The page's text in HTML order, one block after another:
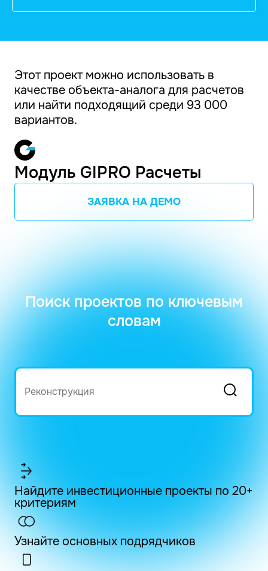
Этот проект можно использовать в
качестве объекта-аналога для расчетов
или найти подходящий среди 93 000
вариантов.
Модуль GIPRO Расчеты
ЗАЯВКА НА ДЕМО
Поиск проектов по ключевым
словам
Найдите инвестиционные проекты по 20+
критериям
Узнайте основных подрядчиков